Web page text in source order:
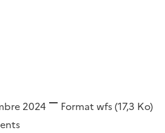
2024 Format wfs(17,3 Ko)